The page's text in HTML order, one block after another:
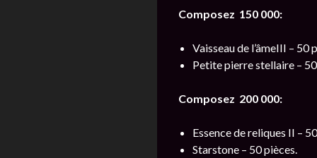
Composez 150 000:
Vaisseau de l’âmeIII – 50
Petite pierre stellaire –
Composez 200 000:
Essence de reliques II –
Starstone – 50 pièces.